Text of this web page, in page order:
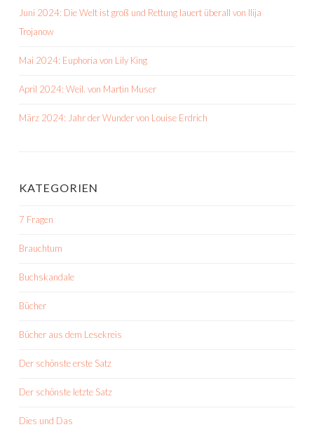
Juni 2024: Die Welt ist groß und Rettung lauert überall von Ilija
Trojanow
Mai 2024: Euphoria von Lily King
April 2024: Weil. von Martin Muser
März 2024: Jahr der Wunder von Louise Erdrich
KATEGORIEN
7 Fragen
Brauchtum
Buchskandale
Bücher
Bücher aus dem Lesekreis
Der schönste erste Satz
Der schönste letzte Satz
Dies und Das